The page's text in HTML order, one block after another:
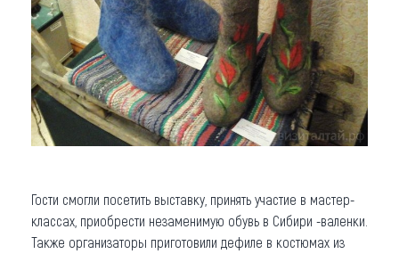
Гости смогли посетить выставку, принять участие в мастер-
классах, приобрести незаменимую обувь в Сибири -валенки.
Также организаторы приготовили дефиле в костюмах из